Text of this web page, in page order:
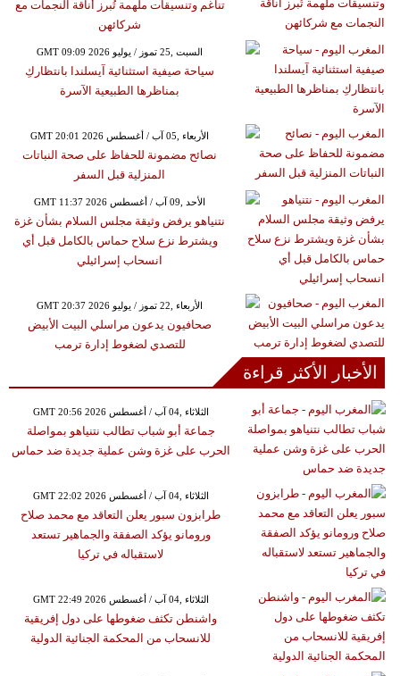
تناغم وتنسيقات ملهمة تُبرز أناقة النجمات مع
شركائهن
GMT 09:09 2026 السبت ,25 تموز / يوليو
سياحة صيفية استثنائية آيسلندا بانتظاركِ
بمناظرها الطبيعية الآسرة
GMT 20:01 2026 الأربعاء ,05 آب / أغسطس
نصائح مضمونة للحفاظ على صحة النباتات
المنزلية قبل السفر
GMT 11:37 2026 الأحد ,09 آب / أغسطس
نتنياهو يرفض وثيقة مجلس السلام بشأن غزة
ويشترط نزع سلاح حماس بالكامل قبل أي
انسحاب إسرائيلي
GMT 20:37 2026 الأربعاء ,22 تموز / يوليو
صحافيون يدعون مراسلي البيت الأبيض
للتصدي لضغوط إدارة ترمب
الأخبار الأكثر قراءة
GMT 20:56 2026 الثلاثاء ,04 آب / أغسطس
جماعة أبو شباب تطالب نتنياهو بمواصلة
الحرب على غزة وشن عملية جديدة ضد حماس
GMT 22:02 2026 الثلاثاء ,04 آب / أغسطس
طرابزون سبور يعلن التعاقد مع محمد صلاح
ورومانو يؤكد الصفقة والجماهير تستعد
لاستقباله في تركيا
GMT 22:49 2026 الثلاثاء ,04 آب / أغسطس
واشنطن تكثف ضغوطها على دول إفريقية
للانسحاب من المحكمة الجنائية الدولية